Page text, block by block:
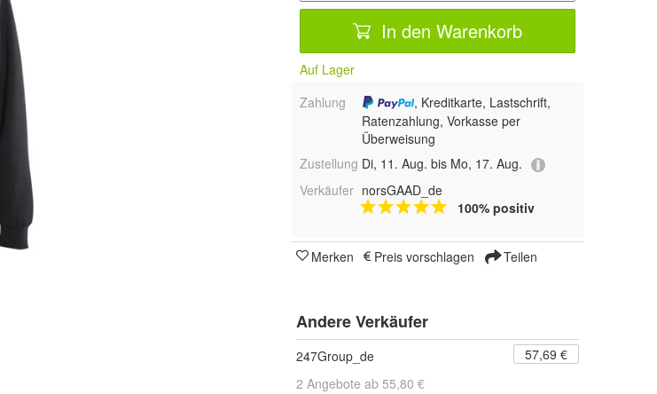
In den Warenkorb
Auf Lager
Zahlung
, Kreditkarte, Lastschrift,
Ratenzahlung, Vorkasse per
Überweisung
Zustellung Di, 11. Aug. bis Mo, 17. Aug.
Verkäufer norsGAAD_de
100% positiv
Merken Preis vorschlagen Teilen
Andere Verkäufer
247Group_de
57,69 €
2 Angebote ab 55,80 €